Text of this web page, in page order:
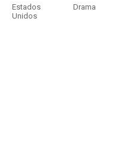
Estados
Unidos
Drama